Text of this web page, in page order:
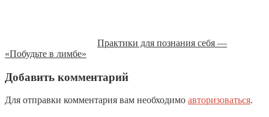
Практики для познания себя —
«Побудьте в лимбе»
Добавить комментарий
Для отправки комментария вам необходимо авторизоваться.